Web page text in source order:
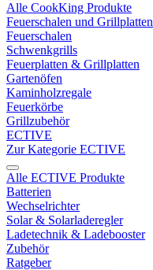
Alle CookKing Produkte
Feuerschalen und Grillplatten
Feuerschalen
Schwenkgrills
Feuerplatten & Grillplatten
Gartenöfen
Kaminholzregale
Feuerkörbe
Grillzubehör
ECTIVE
Zur Kategorie ECTIVE
Alle ECTIVE Produkte
Batterien
Wechselrichter
Solar & Solarladeregler
Ladetechnik & Ladebooster
Zubehör
Ratgeber